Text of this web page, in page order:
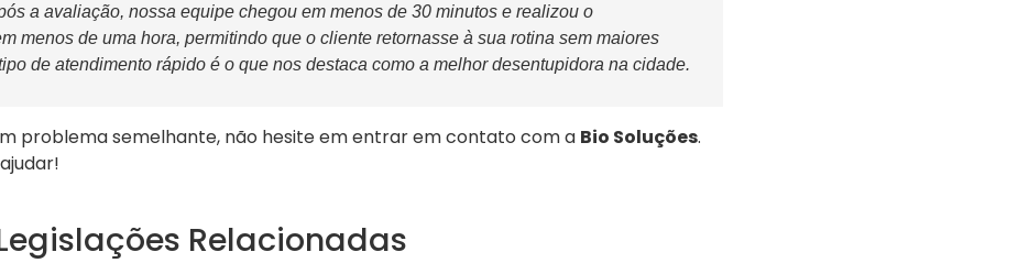
a avaliação, nossa equipe chegou em menos de 30 minutos e realizou o
menos de uma hora, permitindo que o cliente retornasse à sua rotina sem maiores
de atendimento rápido é o que nos destaca como a melhor desentupidora na cidade.
problema semelhante, não hesite em entrar em contato com a Bio Soluções.
Relacionadas